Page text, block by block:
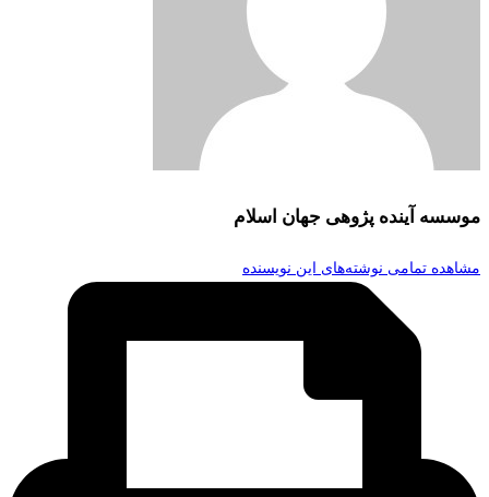
موسسه آینده پژوهی جهان اسلام
مشاهده تمامی نوشته‌های این نویسنده